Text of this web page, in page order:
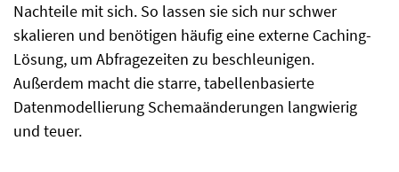
Nachteile mit sich. So lassen sie sich nur schwer
skalieren und benötigen häufig eine externe Caching-
Lösung, um Abfragezeiten zu beschleunigen.
Außerdem macht die starre, tabellenbasierte
Datenmodellierung Schemaänderungen langwierig
und teuer.